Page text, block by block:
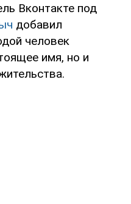
Вконтакте под
добавил
человек
имя, но и